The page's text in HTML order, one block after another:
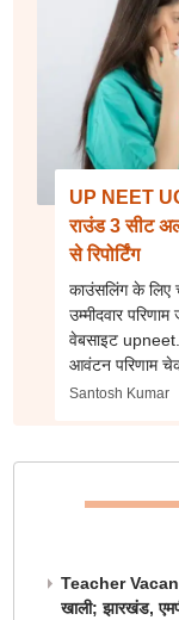
UP NEET
राउंड 3 सीट
से रिपोर्टिंग
काउंसलिंग के लिए
उम्मीदवार
वेबसाइट
आवंटन परिणाम
Santosh Kumar
Teacher
खाली; झारखंड,